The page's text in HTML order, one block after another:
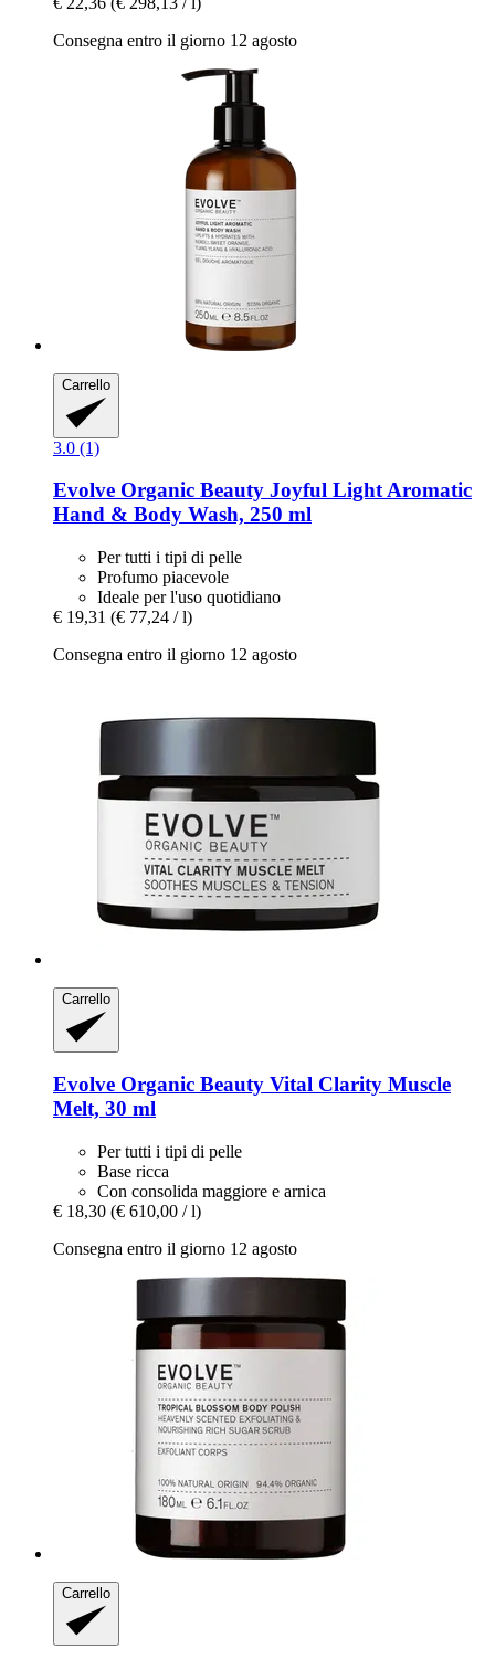
Consegna entro il giorno 12 agosto
Carrello
3.0 (1)
Evolve Organic Beauty Joyful Light Aromatic
Hand & Body Wash, 250 ml
Per tutti i tipi di pelle
Profumo piacevole
Ideale per l'uso quotidiano
€ 19,31 (€ 77,24 / l)
Consegna entro il giorno 12 agosto
Carrello
Evolve Organic Beauty Vital Clarity Muscle
Melt, 30 ml
Per tutti i tipi di pelle
Base ricca
Con consolida maggiore e arnica
€ 18,30 (€ 610,00 / l)
Consegna entro il giorno 12 agosto
Carrello